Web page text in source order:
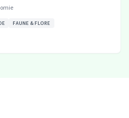
FAUNE & FLORE